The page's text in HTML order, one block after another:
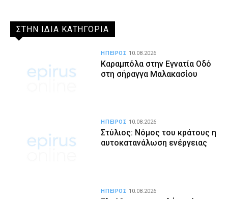
ΣΤΗΝ ΙΔΙΑ ΚΑΤΗΓΟΡΙΑ
Καραμπόλα στην Εγνατία Οδό
στη σήραγγα Μαλακασίου
ΗΠΕΙΡΟΣ 10.08.2026
Στύλιος: Νόμος του κράτους η
αυτοκατανάλωση ενέργειας
ΗΠΕΙΡΟΣ 10.08.2026
ΗΠΕΙΡΟΣ 10.08.2026